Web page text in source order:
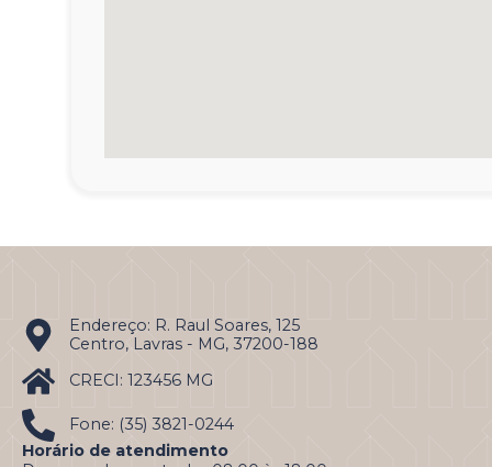
Endereço: R. Raul Soares, 125
Centro, Lavras - MG, 37200-188
CRECI: 123456 MG
Fone: (35) 3821-0244
Horário de atendimento